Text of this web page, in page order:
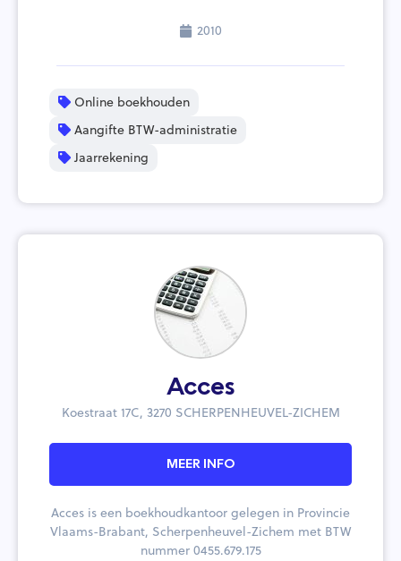
2010
Online boekhouden
Aangifte BTW-administratie
Jaarrekening
Acces
Koestraat 17C, 3270 SCHERPENHEUVEL-ZICHEM
MEER INFO
Acces is een boekhoudkantoor gelegen in Provincie
Vlaams-Brabant, Scherpenheuvel-Zichem met BTW
nummer 0455.679.175